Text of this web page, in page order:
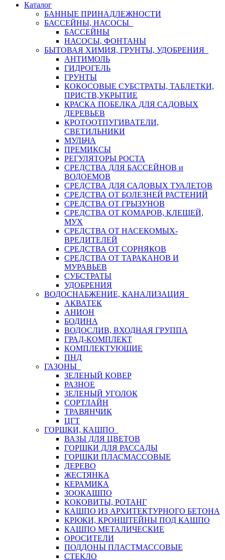
Каталог
БАННЫЕ ПРИНАДЛЕЖНОСТИ
БАССЕЙНЫ, НАСОСЫ
БАССЕЙНЫ
НАСОСЫ, ФОНТАНЫ
БЫТОВАЯ ХИМИЯ, ГРУНТЫ, УДОБРЕНИЯ
АНТИМОЛЬ
ГИДРОГЕЛЬ
ГРУНТЫ
КОКОСОВЫЕ СУБСТРАТЫ, ТАБЛЕТКИ,
ПРИСТВ,УКРЫТИЕ
КРАСКА ПОБЕЛКА ДЛЯ САДОВЫХ
ДЕРЕВЬЕВ
КРОТООТПУГИВАТЕЛИ,
СВЕТИЛЬНИКИ
МУЛЬЧА
ПРЕМИКСЫ
РЕГУЛЯТОРЫ РОСТА
СРЕДСТВА ДЛЯ БАССЕЙНОВ и
ВОДОЕМОВ
СРЕДСТВА ДЛЯ САДОВЫХ ТУАЛЕТОВ
СРЕДСТВА ОТ БОЛЕЗНЕЙ РАСТЕНИЙ
СРЕДСТВА ОТ ГРЫЗУНОВ
СРЕДСТВА ОТ КОМАРОВ, КЛЕЩЕЙ,
МУХ
СРЕДСТВА ОТ НАСЕКОМЫХ-
ВРЕДИТЕЛЕЙ
СРЕДСТВА ОТ СОРНЯКОВ
СРЕДСТВА ОТ ТАРАКАНОВ И
МУРАВЬЕВ
СУБСТРАТЫ
УДОБРЕНИЯ
ВОДОСНАБЖЕНИЕ, КАНАЛИЗАЦИЯ
АКВАТЕК
АНИОН
БОДИНА
ВОДОСЛИВ, ВХОДНАЯ ГРУППА
ГРАД-КОМПЛЕКТ
КОМПЛЕКТУЮЩИЕ
ПНД
ГАЗОНЫ
ЗЕЛЕНЫЙ КОВЕР
РАЗНОЕ
ЗЕЛЕНЫЙ УГОЛОК
СОРТЛАЙН
ТРАВЯНЧИК
ЦГТ
ГОРШКИ, КАШПО
ВАЗЫ ДЛЯ ЦВЕТОВ
ГОРШКИ ДЛЯ РАССАДЫ
ГОРШКИ ПЛАСМАССОВЫЕ
ДЕРЕВО
ЖЕСТЯНКА
КЕРАМИКА
ЗООКАШПО
КОКОВИТЫ, РОТАНГ
КАШПО ИЗ АРХИТЕКТУРНОГО БЕТОНА
КРЮКИ, КРОНШТЕЙНЫ ПОД КАШПО
КАШПО МЕТАЛИЧЕСКИЕ
ОРОСИТЕЛИ
ПОДДОНЫ ПЛАСТМАССОВЫЕ
СТЕКЛО